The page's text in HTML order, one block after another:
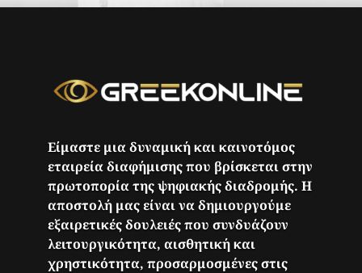
Είμαστε μια δυναμική και καινοτόμος
εταιρεία διαφήμισης που βρίσκεται στην
πρωτοπορία της ψηφιακής διαδρομής. Η
αποστολή μας είναι να δημιουργούμε
εξαιρετικές δουλειές που συνδυάζουν
λειτουργικότητα, αισθητική και
χρηστικότητα, προσαρμοσμένες στις